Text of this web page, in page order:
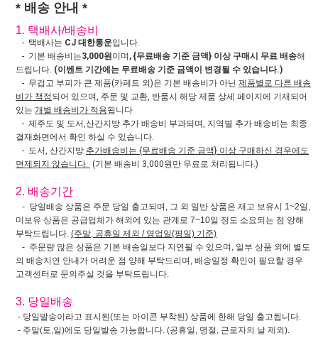
* 배송 안내 *
1. 택배사/배송비
- 택배사는 CJ 대한통운입니다.
- 기본 배송비는3,000원이며 , {무료배송 기준 금액} 이상 구매시 무료 배송해
드립니다. (이벤트 기간에는 무료배송 기준 금액이 변경될 수 있습니다.)
- 무겁고 부피가 큰 제품(카페트 외)은 기본 배송비가 아닌 제품별로 다른 배송
비가 책정되어 있으며, 주문 및 교환, 반품시 해당 제품 상세 페이지에 기재되어
있는 개별 배송비가 적용됩니다
- 제주도 및 도서,산간지방 추가 배송비 부과되며, 지역별 추가 배송비는 최종
결재화면에서 확인 하실 수 있습니다.
- 도서, 산간지방 추가배송비는 {무료배송 기준 금액} 이상 구매하신 경우에도
면제되지 않습니다. (기본 배송비 3,000원만 무료로 처리됩니다.)
2. 배송기간
- 당일배송 상품은 주문 당일 출고되며, 그 외 일반 상품은 재고 보유시 1~2일,
미보유 상품은 공급업체가 해외에 있는 관계로 7~10일 정도 소요되는 점 양해
부탁드립니다. (주말, 공휴일 제외 / 영업일(평일) 기준)
- 주문량 많은 상품은 기본 배송일보다 지연될 수 있으며, 일부 상품 외에 별도
의 배송지연 안내가 어려운 점 양해 부탁드리며, 배송일정 확인이 필요할 경우
고객센터로 문의주실 것을 부탁드립니다.
3. 당일배송
- 당일발송이라고 표시된(또는 아이콘 부착된) 상품에 한해 당일 출고됩니다.
- 주말(토,일)에도 당일발송 가능합니다. (공휴일, 명절, 근로자의 날 제외).